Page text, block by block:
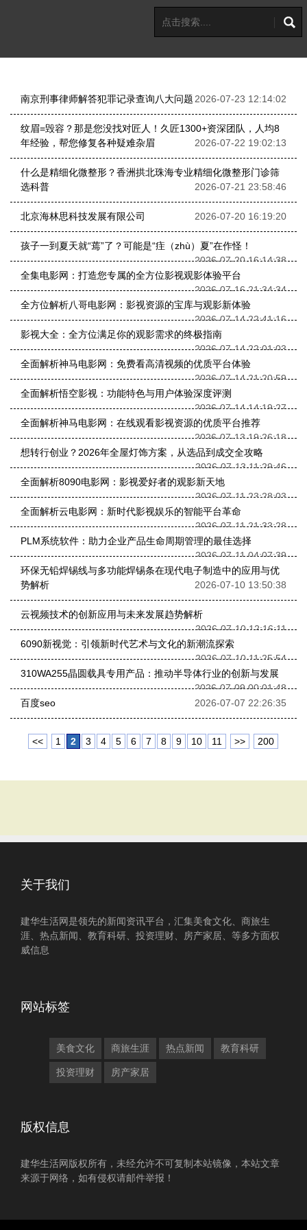
南京刑事律师解答犯罪记录查询八大问题 2026-07-23 12:14:02
纹眉=毁容？那是您没找对匠人！久匠1300+资深团队，人均8
年经验，帮您修复各种疑难杂眉
2026-07-22 19:02:13
什么是精细化微整形？香洲拱北珠海专业精细化微整形门诊筛
选科普
2026-07-21 23:58:46
北京海林思科技发展有限公司 2026-07-20 16:19:20
孩子一到夏天就“蔫”了？可能是“疰（zhù）夏”在作怪！
2026-07-20 16:14:38
全集电影网：打造您专属的全方位影视观影体验平台
2026-07-16 21:34:34
全方位解析八哥电影网：影视资源的宝库与观影新体验
2026-07-14 22:41:16
影视大全：全方位满足你的观影需求的终极指南
2026-07-14 22:01:03
全面解析神马电影网：免费看高清视频的优质平台体验
2026-07-14 21:20:59
全面解析悟空影视：功能特色与用户体验深度评测
2026-07-14 14:19:27
全面解析神马电影网：在线观看影视资源的优质平台推荐
2026-07-13 19:26:18
想转行创业？2026年全屋灯饰方案，从选品到成交全攻略
2026-07-13 11:29:46
全面解析8090电影网：影视爱好者的观影新天地
2026-07-11 23:28:03
全面解析云电影网：新时代影视娱乐的智能平台革命
2026-07-11 21:33:28
PLM系统软件：助力企业产品生命周期管理的最佳选择
2026-07-11 04:07:39
环保无铅焊锡线与多功能焊锡条在现代电子制造中的应用与优
势解析
2026-07-10 13:50:38
云视频技术的创新应用与未来发展趋势解析
2026-07-10 12:16:11
6090新视觉：引领新时代艺术与文化的新潮流探索
2026-07-10 11:25:54
310WA255晶圆载具专用产品：推动半导体行业的创新与发展
2026-07-09 00:01:48
百度seo
2026-07-07 22:26:35
<< 1 2 3 4 5 6 7 8 9 10 11 >> 200
关于我们
建华生活网是领先的新闻资讯平台，汇集美食文化、商旅生
涯、热点新闻、教育科研、投资理财、房产家居、等多方面权
威信息
网站标签
美食文化 商旅生涯 热点新闻 教育科研
投资理财 房产家居
版权信息
建华生活网版权所有，未经允许不可复制本站镜像，本站文章
来源于网络，如有侵权请邮件举报！